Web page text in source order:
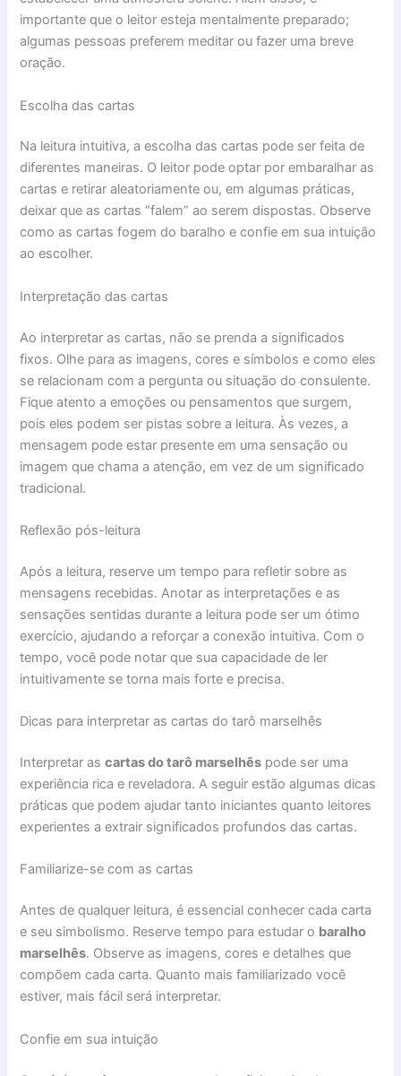
importante que o leitor esteja mentalmente preparado;
algumas pessoas preferem meditar ou fazer uma breve
oração.
Escolha das cartas
Na leitura intuitiva, a escolha das cartas pode ser feita de
diferentes maneiras. O leitor pode optar por embaralhar as
cartas e retirar aleatoriamente ou, em algumas práticas,
deixar que as cartas “falem” ao serem dispostas. Observe
como as cartas fogem do baralho e confie em sua intuição
ao escolher.
Interpretação das cartas
Ao interpretar as cartas, não se prenda a significados
fixos. Olhe para as imagens, cores e símbolos e como eles
se relacionam com a pergunta ou situação do consulente.
Fique atento a emoções ou pensamentos que surgem,
pois eles podem ser pistas sobre a leitura. Às vezes, a
mensagem pode estar presente em uma sensação ou
imagem que chama a atenção, em vez de um significado
tradicional.
Reflexão pós-leitura
Após a leitura, reserve um tempo para refletir sobre as
mensagens recebidas. Anotar as interpretações e as
sensações sentidas durante a leitura pode ser um ótimo
exercício, ajudando a reforçar a conexão intuitiva. Com o
tempo, você pode notar que sua capacidade de ler
intuitivamente se torna mais forte e precisa.
Dicas para interpretar as cartas do tarô marselhês
Interpretar ascartas do tarô marselhês pode ser uma
experiência rica e reveladora. A seguir estão algumas dicas
práticas que podem ajudar tanto iniciantes quanto leitores
experientes a extrair significados profundos das cartas.
Familiarize-se com as cartas
Antes de qualquer leitura, é essencial conhecer cada carta
e seu simbolismo. Reserve tempo para estudar o baralho
marselhês. Observe as imagens, cores e detalhes que
compõem cada carta. Quanto mais familiarizado você
estiver, mais fácil será interpretar.
Confie em sua intuição